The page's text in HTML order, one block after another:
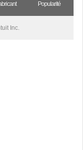
Popularité
Inc.